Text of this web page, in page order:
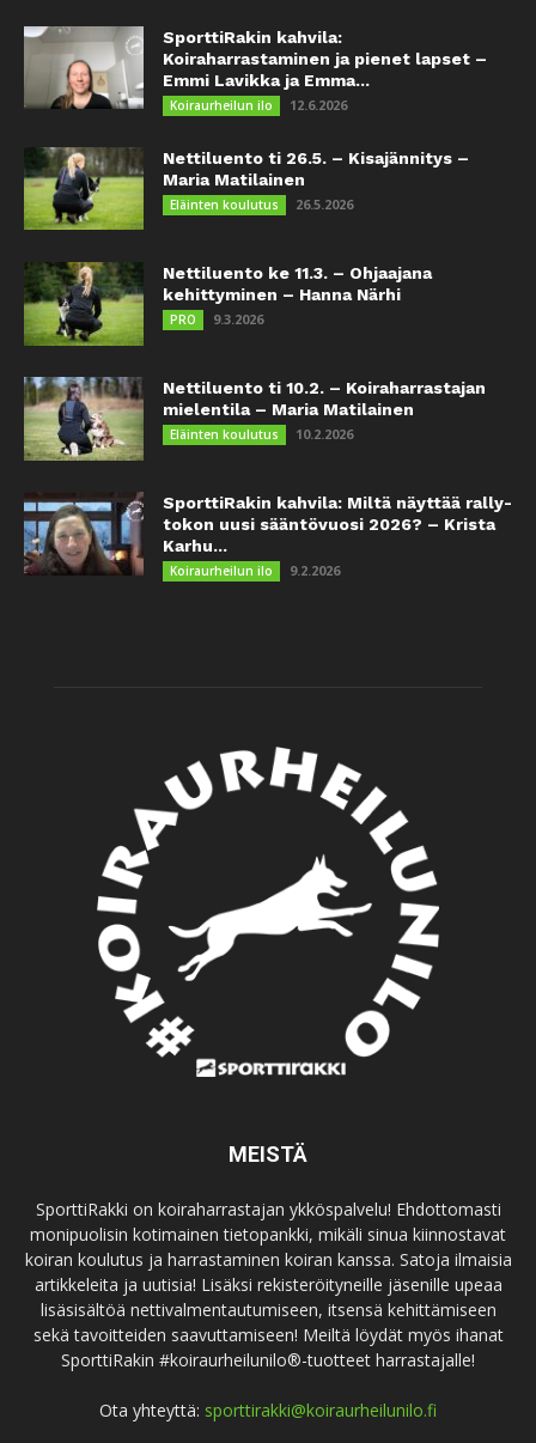
SporttiRakin kahvila:
Koiraharrastaminen ja pienet lapset –
Emmi Lavikka ja Emma...
Koiraurheilun ilo 12.6.2026
Nettiluento ti 26.5. – Kisajännitys –
Maria Matilainen
Eläinten koulutus 26.5.2026
Nettiluento ke 11.3. – Ohjaajana
kehittyminen – Hanna Närhi
PRO 9.3.2026
Nettiluento ti 10.2. – Koiraharrastajan
mielentila – Maria Matilainen
Eläinten koulutus 10.2.2026
SporttiRakin kahvila: Miltä näyttää rally-
tokon uusi sääntövuosi 2026? – Krista
Karhu...
Koiraurheilun ilo 9.2.2026
MEISTÄ
SporttiRakki on koiraharrastajan ykköspalvelu! Ehdottomasti
monipuolisin kotimainen tietopankki, mikäli sinua kiinnostavat
koiran koulutus ja harrastaminen koiran kanssa. Satoja ilmaisia
artikkeleita ja uutisia! Lisäksi rekisteröityneille jäsenille upeaa
lisäsisältöä nettivalmentautumiseen, itsensä kehittämiseen
sekä tavoitteiden saavuttamiseen! Meiltä löydät myös ihanat
SporttiRakin #koiraurheilunilo®-tuotteet harrastajalle!
Ota yhteyttä: sporttirakki@koiraurheilunilo.fi